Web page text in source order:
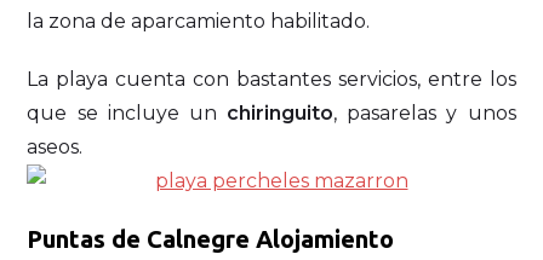
la zona de aparcamiento habilitado.
La playa cuenta con bastantes servicios, entre los
que se incluye un chiringuito, pasarelas y unos
aseos.
Puntas de Calnegre Alojamiento